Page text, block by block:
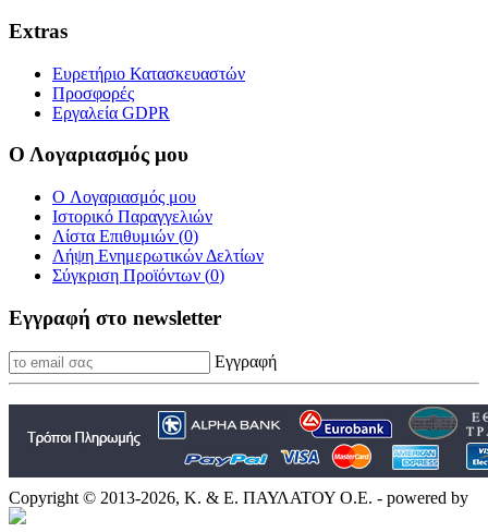
Extras
Ευρετήριο Κατασκευαστών
Προσφορές
Εργαλεία GDPR
Ο Λογαριασμός μου
O Λογαριασμός μου
Ιστορικό Παραγγελιών
Λίστα Επιθυμιών (0)
Λήψη Ενημερωτικών Δελτίων
Σύγκριση Προϊόντων (0)
Εγγραφή στο newsletter
Εγγραφή
Copyright © 2013-2026, Κ. & Ε. ΠΑΥΛΑΤΟΥ Ο.Ε. - powered by